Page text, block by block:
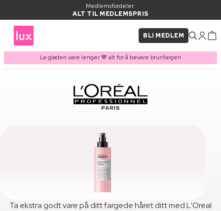
Medlemsfordeler:
ALT TIL MEDLEMSPRIS
BLI MEDLEM
La gløden vare lenger 🤎 alt for å bevare brunfargen
Ta ekstra godt vare på ditt fargede håret ditt med L'Oreal